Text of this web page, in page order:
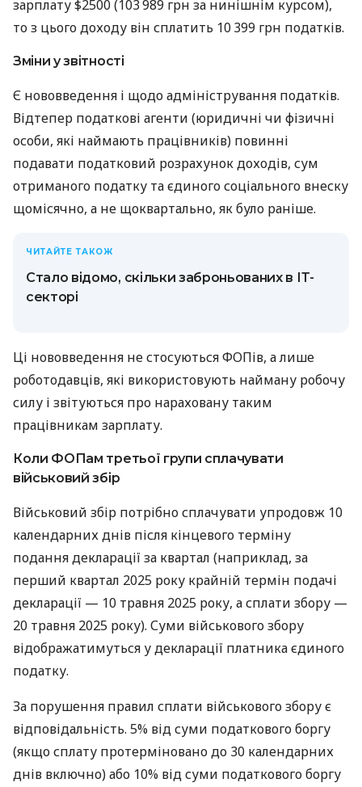
зарплату $2500 (103 989 грн за нинішнім курсом),
то з цього доходу він сплатить 10 399 грн податків.
Зміни у звітності
Є нововведення і щодо адміністрування податків.
Відтепер податкові агенти (юридичні чи фізичні
особи, які наймають працівників) повинні
подавати податковий розрахунок доходів, сум
отриманого податку та єдиного соціального внеску
щомісячно, а не щоквартально, як було раніше.
ЧИТАЙТЕ ТАКОЖ
Стало відомо, скільки заброньованих в ІТ-
секторі
Ці нововведення не стосуються ФОПів, а лише
роботодавців, які використовують найману робочу
силу і звітуються про нараховану таким
працівникам зарплату.
Коли ФОПам третьої групи сплачувати
військовий збір
Військовий збір потрібно сплачувати упродовж 10
календарних днів після кінцевого терміну
подання декларації за квартал (наприклад, за
перший квартал 2025 року крайній термін подачі
декларації — 10 травня 2025 року, а сплати збору —
20 травня 2025 року). Суми військового збору
відображатимуться у декларації платника єдиного
податку.
За порушення правил сплати військового збору є
відповідальність. 5% від суми податкового боргу
(якщо сплату протерміновано до 30 календарних
днів включно) або 10% від суми податкового боргу